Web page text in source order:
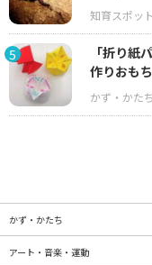
5
「折り紙
作りおも
かず・かたち
アート・音楽・運動